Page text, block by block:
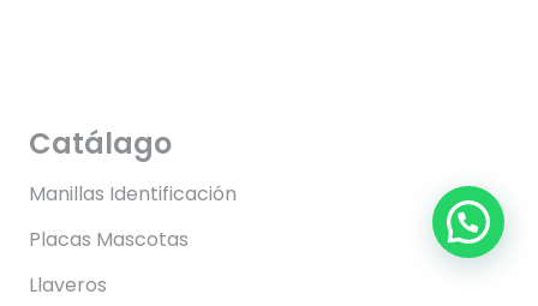
Catálago
Manillas Identificación
Placas Mascotas
Llaveros